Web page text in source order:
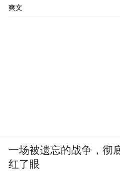
爽文
一场被遗忘的战争，彻
红了眼